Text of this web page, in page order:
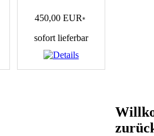
450,00 EUR*
sofort lieferbar